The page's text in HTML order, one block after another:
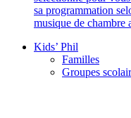
sa programmation
musique de chambre
Kids’ Phil
Familles
Groupes